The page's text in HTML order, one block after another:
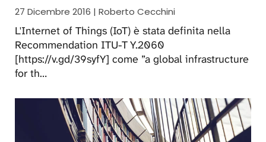
27 Dicembre 2016 | Roberto Cecchini
L'Internet of Things (IoT) è stata definita nella
Recommendation ITU-T Y.2060
[https://v.gd/39syfY] come ”a global infrastructure
for th…